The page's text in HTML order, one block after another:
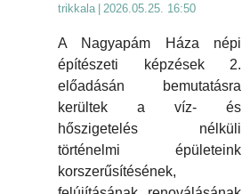
trikkala | 2026.05.25. 16:50
A Nagyapám Háza népi
építészeti képzések 2.
előadásán bemutatásra
kerültek a víz- és
hőszigetelés nélküli
történelmi épületeink
korszerűsítésének,